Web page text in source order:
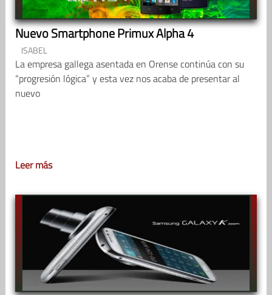
Nuevo Smartphone Primux Alpha 4
ISABEL
La empresa gallega asentada en Orense continúa con su
“progresión lógica” y esta vez nos acaba de presentar al
nuevo
Leer más